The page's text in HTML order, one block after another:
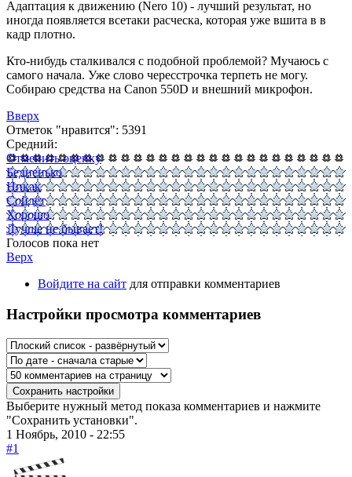
Адаптация к движению (Nero 10) - лучший результат, но
иногда появляется всетаки расческа, которая уже вшита в в
кадр плотно.
Кто-нибудь сталкивался с подобной проблемой? Мучаюсь с
самого начала. Уже слово чересстрочка терпеть не могу.
Собираю средства на Canon 550D и внешний микрофон.
Вверх
Отметок "нравится": 5391
Средний:
Отменить оценку
Бедненько
Никак
Сойдёт
Хорошо
Лучше не бывает!
Голосов пока нет
Верх
Войдите на сайт для отправки комментариев
Настройки просмотра комментариев
Выберите нужный метод показа комментариев и нажмите
"Сохранить установки".
1 Ноябрь, 2010 - 22:55
#1